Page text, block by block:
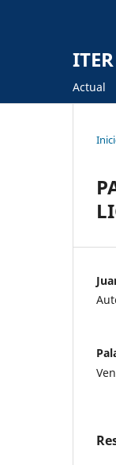
Actual